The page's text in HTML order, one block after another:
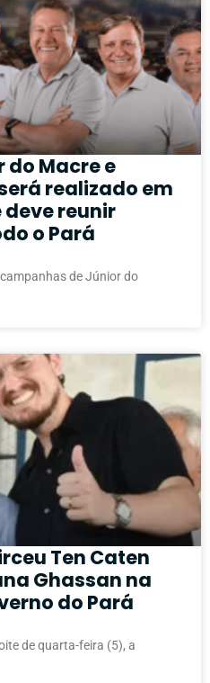
do Macre e
realizado em
reunir
o Pará
de Júnior do
Ten Caten
Ghassan na
do Pará
de quarta-feira (5), a